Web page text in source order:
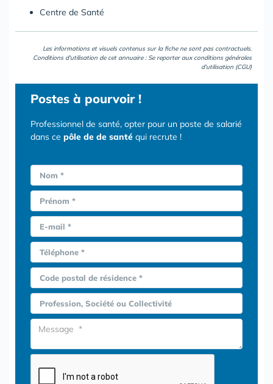
Centre de Santé
Les informations et visuels contenus sur la fiche ne sont pas contractuels.
Conditions d'utilisation de cet annuaire : Se reporter aux conditions générales
d'utilisation (CGU)
Postes à pourvoir !
Professionnel de santé, opter pour un poste de salarié
dans ce pôle de de santé qui recrute !
Nom *
Prénom *
E-mail *
Téléphone *
Code postal de résidence *
Profession, Société ou Collectivité